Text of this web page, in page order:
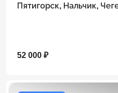
Пятигорск, Нальчик,
52 000 ₽